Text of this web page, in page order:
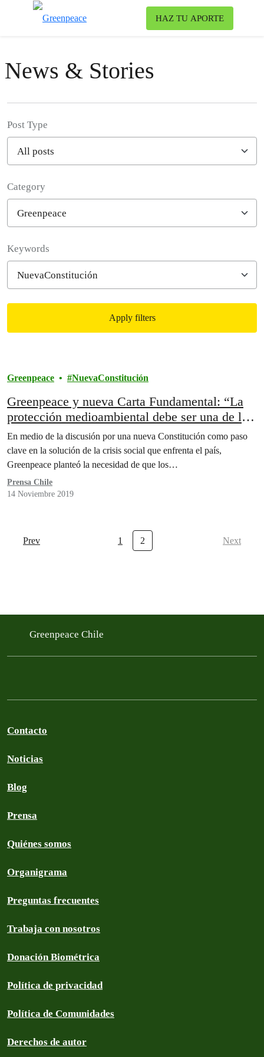
HAZ TU APORTE
News & Stories
Post Type
Category
Keywords
Apply filters
Greenpeace NuevaConstitución
Greenpeace y nueva Carta Fundamental: “La
protección medioambiental debe ser una de las
prioridades en la nueva Constitución”
En medio de la discusión por una nueva Constitución como paso
clave en la solución de la crisis social que enfrenta el país,
Greenpeace planteó la necesidad de que los…
Prensa Chile
14 Noviembre 2019
Prev 1 2 Next
Greenpeace Chile
Contacto
Noticias
Blog
Prensa
Quiénes somos
Organigrama
Preguntas frecuentes
Trabaja con nosotros
Donación Biométrica
Política de privacidad
Política de Comunidades
Derechos de autor